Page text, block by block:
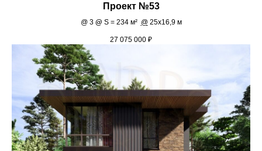
Проект №53
@ 3 @ S = 234 м² @25х16,9 м
27 075 000 ₽